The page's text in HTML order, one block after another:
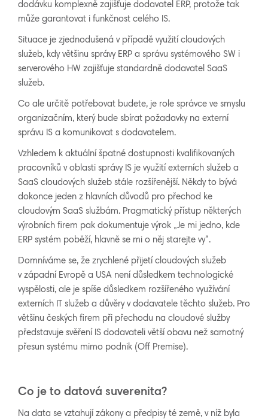
dodávku komplexně zajišťuje dodavatel ERP, protože tak
může garantovat i funkčnost celého IS.
Situace je zjednodušená v případě využití cloudových
služeb, kdy většinu správy ERP a správu systémového SW i
serverového HW zajišťuje standardně dodavatel SaaS
služeb.
Co ale určitě potřebovat budete, je role správce ve smyslu
organizačním, který bude sbírat požadavky na externí
správu IS a komunikovat s dodavatelem.
Vzhledem k aktuální špatné dostupnosti kvalifikovaných
pracovníků v oblasti správy IS je využití externích služeb a
SaaS cloudových služeb stále rozšířenější. Někdy to bývá
dokonce jeden z hlavních důvodů pro přechod ke
cloudovým SaaS službám. Pragmatický přístup některých
výrobních firem pak dokumentuje výrok „Je mi jedno, kde
ERP systém poběží, hlavně se mi o něj starejte vy“.
Domníváme se, že zrychlené přijetí cloudových služeb
v západní Evropě a USA není důsledkem technologické
vyspělosti, ale je spíše důsledkem rozšířeného využívání
externích IT služeb a důvěry v dodavatele těchto služeb. Pro
většinu českých firem při přechodu na cloudové služby
představuje svěření IS dodavateli větší obavu než samotný
přesun systému mimo podnik (Off Premise).
Co je to datová suverenita?
Na data se vztahují zákony a předpisy té země, v níž byla